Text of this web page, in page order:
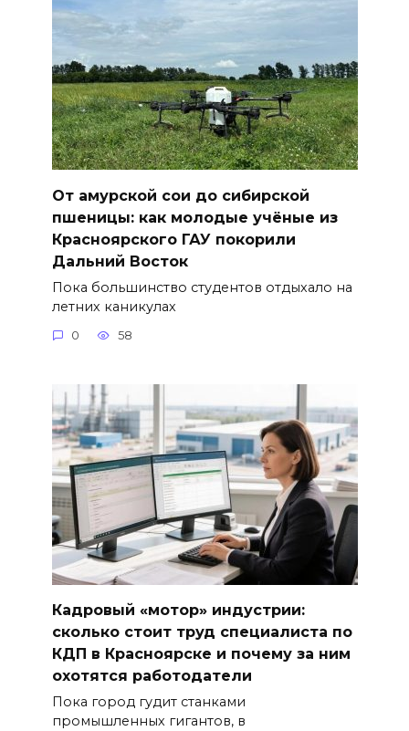
От амурской сои до сибирской
пшеницы: как молодые учёные из
Красноярского ГАУ покорили
Дальний Восток
Пока большинство студентов отдыхало на
летних каникулах
0 58
Кадровый «мотор» индустрии:
сколько стоит труд специалиста по
КДП в Красноярске и почему за ним
охотятся работодатели
Пока город гудит станками
промышленных гигантов, в